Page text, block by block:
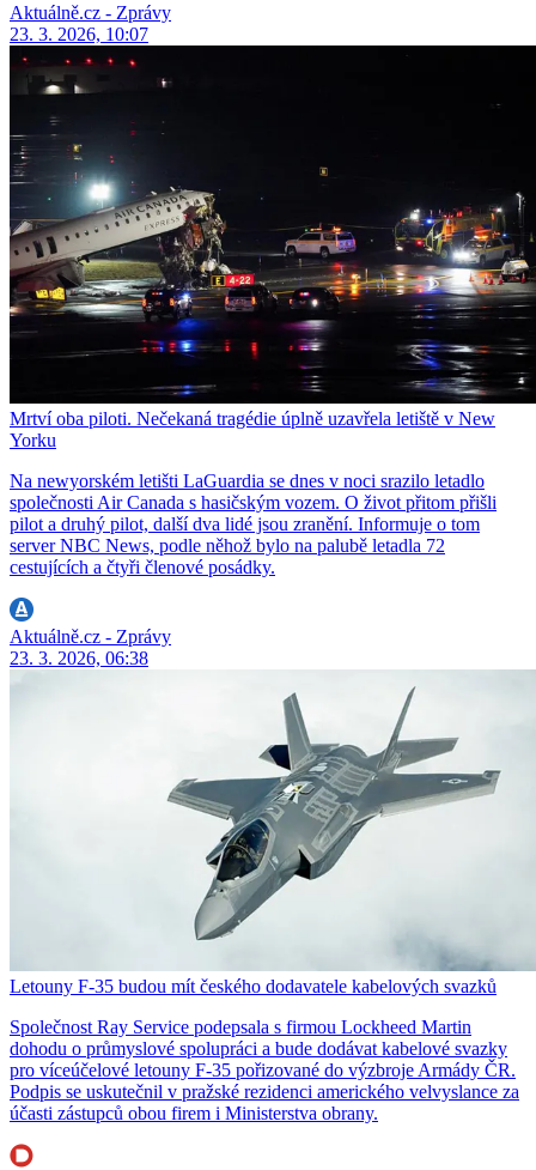
Aktuálně.cz - Zprávy
23. 3. 2026, 10:07
Mrtví oba piloti. Nečekaná tragédie úplně uzavřela letiště v New
Yorku
Na newyorském letišti LaGuardia se dnes v noci srazilo letadlo
společnosti Air Canada s hasičským vozem. O život přitom přišli
pilot a druhý pilot, další dva lidé jsou zranění. Informuje o tom
server NBC News, podle něhož bylo na palubě letadla 72
cestujících a čtyři členové posádky.
Aktuálně.cz - Zprávy
23. 3. 2026, 06:38
Letouny F-35 budou mít českého dodavatele kabelových svazků
Společnost Ray Service podepsala s firmou Lockheed Martin
dohodu o průmyslové spolupráci a bude dodávat kabelové svazky
pro víceúčelové letouny F-35 pořizované do výzbroje Armády ČR.
Podpis se uskutečnil v pražské rezidenci amerického velvyslance za
účasti zástupců obou firem i Ministerstva obrany.